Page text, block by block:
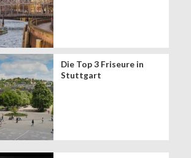
Die Top 3 Friseure in
Stuttgart